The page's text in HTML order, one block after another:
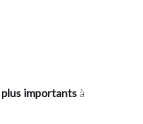
importantsà